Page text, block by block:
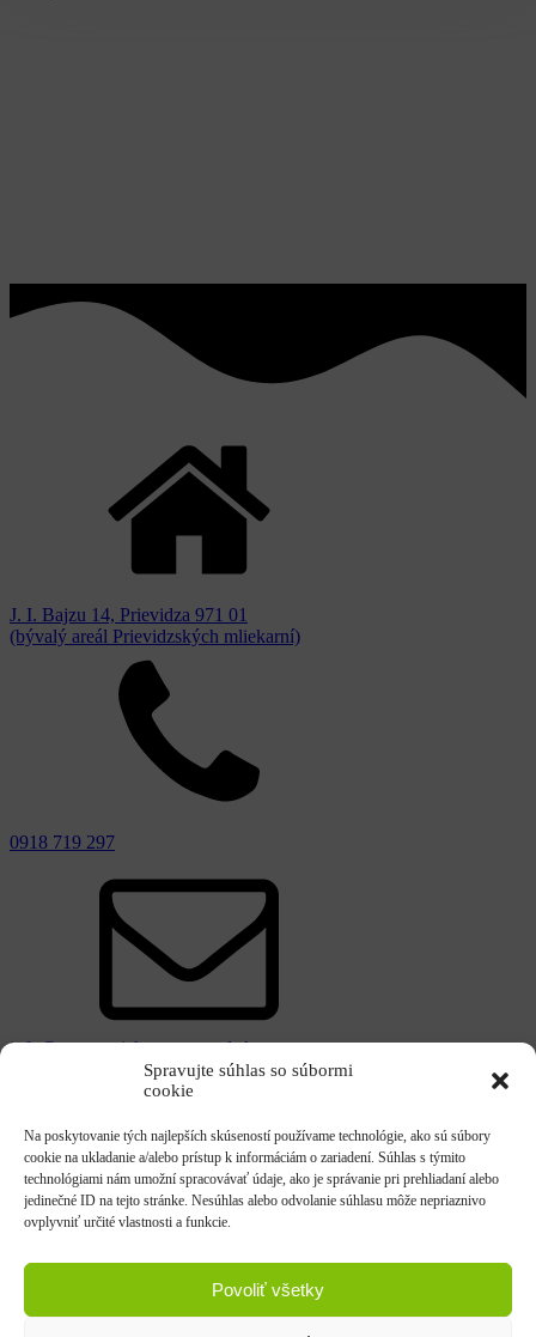
Spravujte súhlas so súbormi
cookie
Na poskytovanie tých najlepších skúseností používame technológie, ako sú súbory
cookie na ukladanie a/alebo prístup k informáciám o zariadení. Súhlas s týmito
technológiami nám umožní spracovávať údaje, ako je správanie pri prehliadaní alebo
jedinečné ID na tejto stránke. Nesúhlas alebo odvolanie súhlasu môže nepriaznivo
ovplyvniť určité vlastnosti a funkcie.
Povoliť všetky
J. I. Bajzu 14, Prievidza 971 01
(bývalý areál Prievidzských mliekarní)
0918 719 297
info@gymnastickecentrumpd.sk
IBAN: SK74 7500 0000 0040 2810 3552
Zásady ochrany osobných údajov
Nastavenie cookies
Dokumenty na stiahnutie